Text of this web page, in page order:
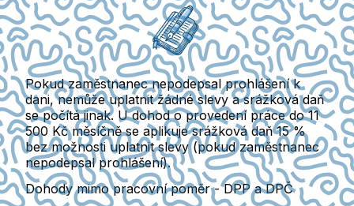
Pokud zaměstnanec nepodepsal prohlášení k
dani, nemůže uplatnit žádné slevy a srážková daň
se počítá jinak. U dohod o provedení práce do 11
500 Kč měsíčně se aplikuje srážková daň 15 %
bez možnosti uplatnit slevy (pokud zaměstnanec
nepodepsal prohlášení).
Dohody mimo pracovní poměr - DPP a DPČ